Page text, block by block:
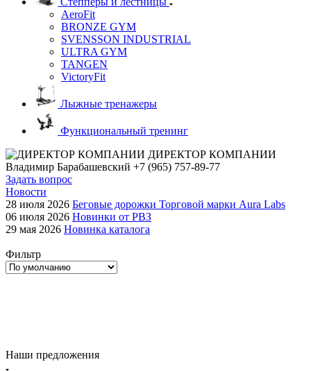
AeroFit
BRONZE GYM
SVENSSON INDUSTRIAL
ULTRA GYM
TANGEN
VictoryFit
Лыжные тренажеры
Функциональный тренинг
ДИРЕКТОР КОМПАНИИ
Владимир Барабашевский +7 (965) 757-89-77
Задать вопрос
Новости
28 июля 2026 Беговые дорожки Торговой марки Aura Labs
06 июля 2026 Новинки от РВЗ
29 мая 2026 Новинка каталога
Фильтр
Наши предложения